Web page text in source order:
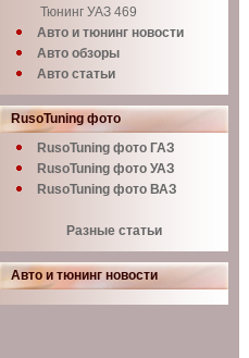
Тюнинг УАЗ 469
Авто и тюнинг новости
Авто обзоры
Авто статьи
RusoTuning фото
RusoTuning фото ГАЗ
RusoTuning фото УАЗ
RusoTuning фото ВАЗ
Разные статьи
Авто и тюнинг новости